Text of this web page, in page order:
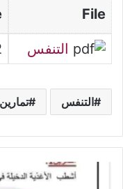
File
التنفس 2
التنفس